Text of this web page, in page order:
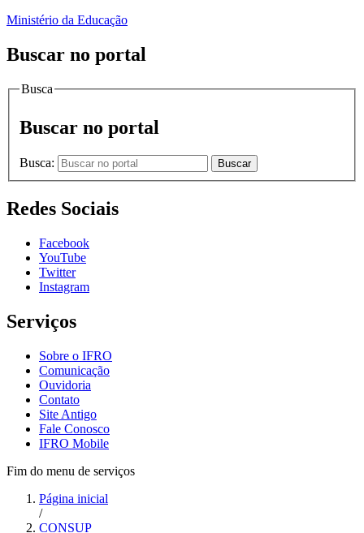
Ministério da Educação
Buscar no portal
Busca
Buscar no portal
Busca: Buscar
Redes Sociais
Facebook
YouTube
Twitter
Instagram
Serviços
Sobre o IFRO
Comunicação
Ouvidoria
Contato
Site Antigo
Fale Conosco
IFRO Mobile
Fim do menu de serviços
Página inicial
/
CONSUP